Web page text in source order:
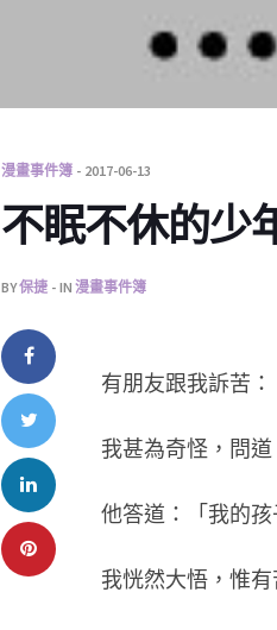
漫畫事件簿 2017-06-13
不眠不休的少
BY保捷 IN 漫畫事件簿
有朋友跟我訴苦
我甚為奇怪，問道
他答道：「我的孩
我恍然大悟，惟有